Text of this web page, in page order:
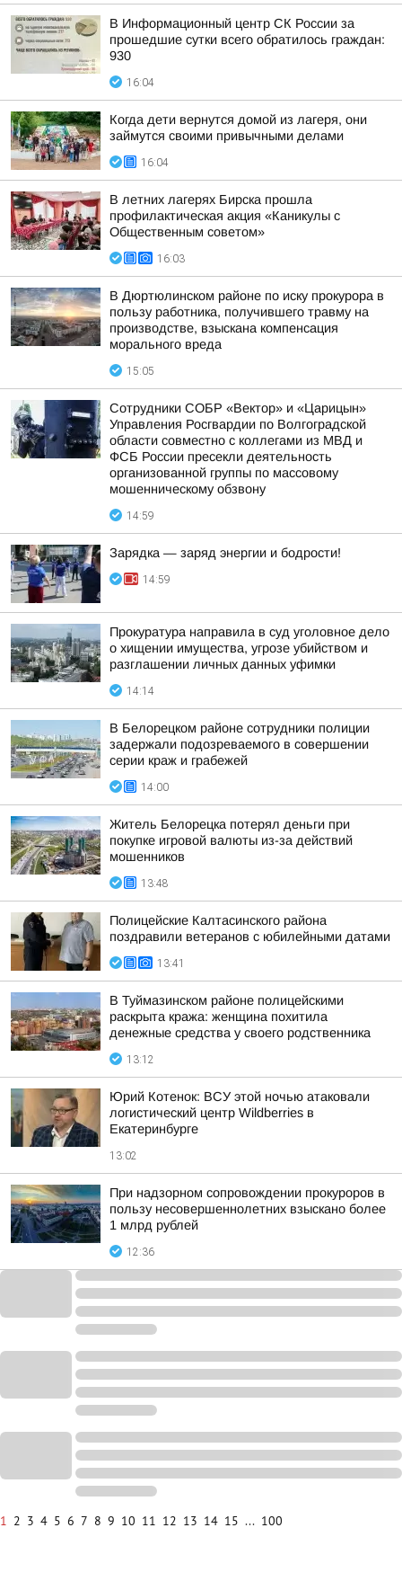
В Информационный центр СК России за
прошедшие сутки всего обратилось граждан:
930
16:04
Когда дети вернутся домой из лагеря, они
займутся своими привычными делами
16:04
В летних лагерях Бирска прошла
профилактическая акция «Каникулы с
Общественным советом»
16:03
В Дюртюлинском районе по иску прокурора в
пользу работника, получившего травму на
производстве, взыскана компенсация
морального вреда
15:05
Сотрудники СОБР «Вектор» и «Царицын»
Управления Росгвардии по Волгоградской
области совместно с коллегами из МВД и
ФСБ России пресекли деятельность
организованной группы по массовому
мошенническому обзвону
14:59
Зарядка — заряд энергии и бодрости!
14:59
Прокуратура направила в суд уголовное дело
о хищении имущества, угрозе убийством и
разглашении личных данных уфимки
14:14
В Белорецком районе сотрудники полиции
задержали подозреваемого в совершении
серии краж и грабежей
14:00
Житель Белорецка потерял деньги при
покупке игровой валюты из-за действий
мошенников
13:48
Полицейские Калтасинского района
поздравили ветеранов с юбилейными датами
13:41
В Туймазинском районе полицейскими
раскрыта кража: женщина похитила
денежные средства у своего родственника
13:12
Юрий Котенок: ВСУ этой ночью атаковали
логистический центр Wildberries в
Екатеринбурге
13:02
При надзорном сопровождении прокуроров в
пользу несовершеннолетних взыскано более
1 млрд рублей
12:36
1 2 3 4 5 6 7 8 9 10 11 12 13 14 15 ... 100